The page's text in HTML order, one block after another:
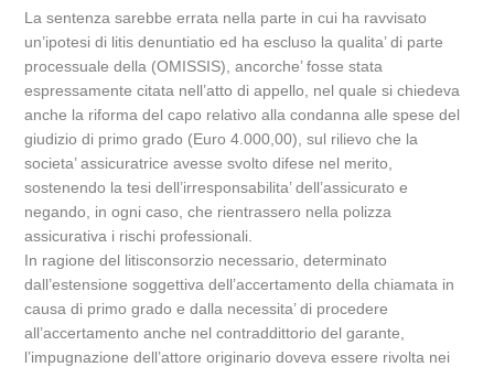
La sentenza sarebbe errata nella parte in cui ha ravvisato
un’ipotesi di litis denuntiatio ed ha escluso la qualita’ di parte
processuale della (OMISSIS), ancorche’ fosse stata
espressamente citata nell’atto di appello, nel quale si chiedeva
anche la riforma del capo relativo alla condanna alle spese del
giudizio di primo grado (Euro 4.000,00), sul rilievo che la
societa’ assicuratrice avesse svolto difese nel merito,
sostenendo la tesi dell’irresponsabilita’ dell’assicurato e
negando, in ogni caso, che rientrassero nella polizza
assicurativa i rischi professionali.
In ragione del litisconsorzio necessario, determinato
dall’estensione soggettiva dell’accertamento della chiamata in
causa di primo grado e dalla necessita’ di procedere
all’accertamento anche nel contraddittorio del garante,
l’impugnazione dell’attore originario doveva essere rivolta nei